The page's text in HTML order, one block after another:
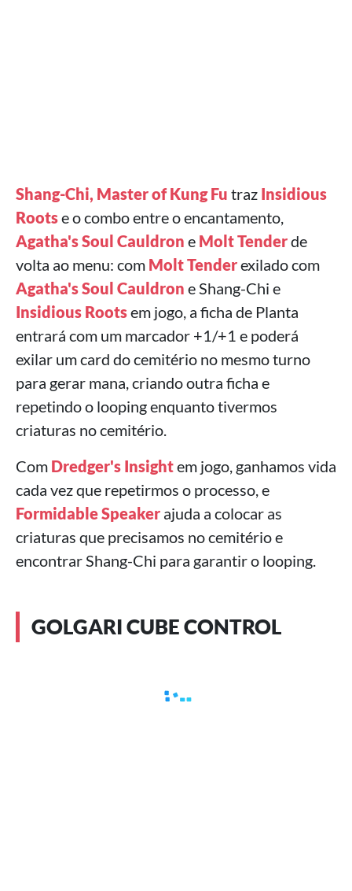
Shang-Chi, Master of Kung Fu traz Insidious
Rootse o combo entre o encantamento,
Agatha's Soul Cauldron e Molt Tenderde
volta ao menu: com Molt Tenderexilado com
Agatha's Soul Cauldron e Shang-Chi e
Insidious Rootsem jogo, a ficha de Planta
entrará com um marcador +1/+1 e poderá
exilar um card do cemitério no mesmo turno
para gerar mana, criando outra ficha e
repetindo o looping enquanto tivermos
criaturas no cemitério.
Com Dredger's Insightem jogo, ganhamos vida
cada vez que repetirmos o processo, e
Formidable Speaker ajuda a colocar as
criaturas que precisamos no cemitério e
encontrar Shang-Chi para garantir o looping.
GOLGARI CUBE CONTROL